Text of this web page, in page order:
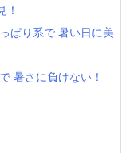
！
ぱり系で 暑い日に美
暑さに負けない！